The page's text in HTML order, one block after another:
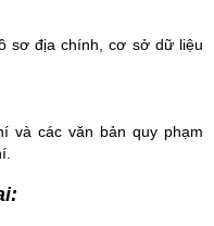
sơ địa chính, cơ sở dữ liệu
và các văn bản quy phạm